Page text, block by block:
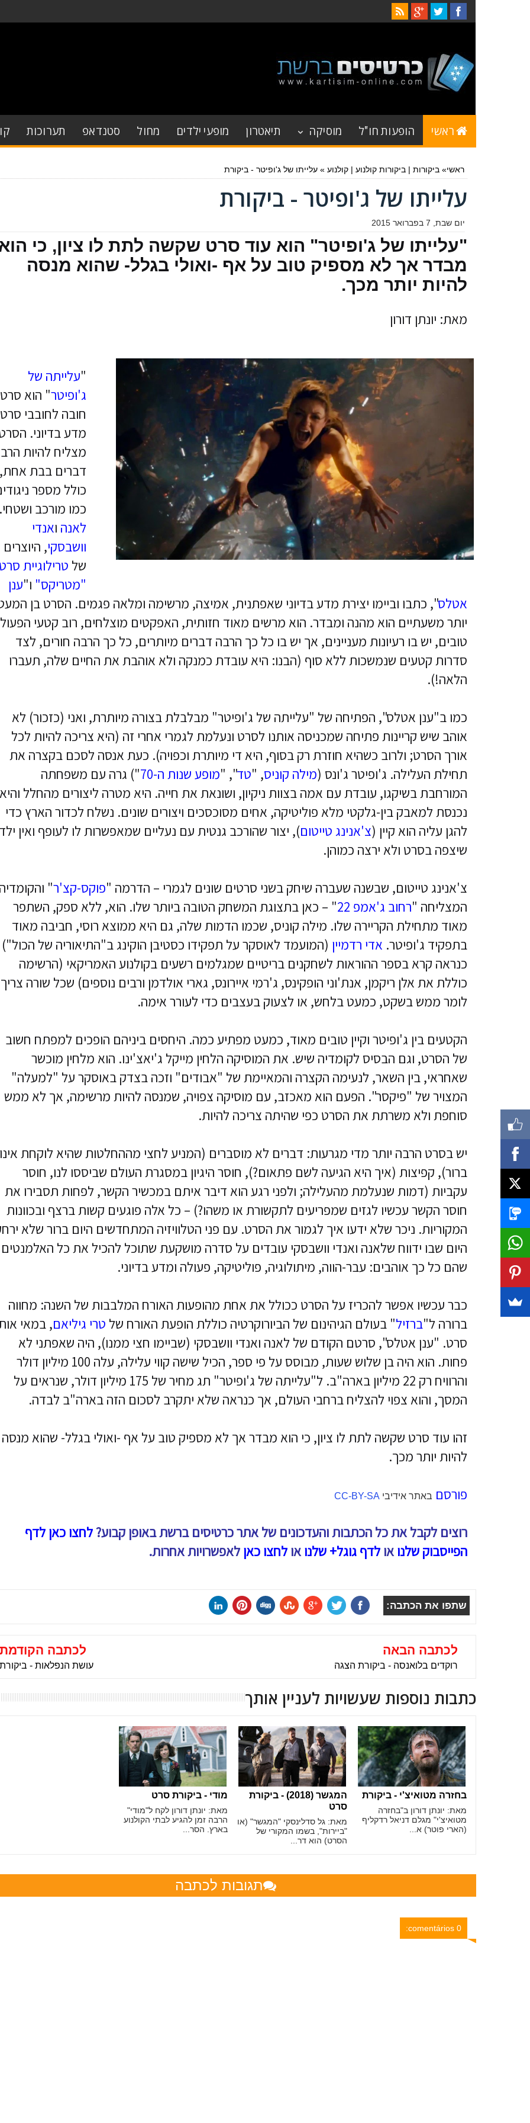
ראשי הופעות חו"ל מוסיקה תיאטרון מופעי ילדים מחול סטנדאפ תערוכות
ראשי»ביקורות |ביקורות קולנוע |קולנוע »עלייתו של ג'ופיטר - ביקורת
עלייתו של ג'ופיטר - ביקורת
יום שבת, 7 בפברואר 2015
"עלייתו של ג'ופיטר" הוא עוד סרט שקשה לתת לו ציון, כי
מבדר אך לא מספיק טוב על אף -ואולי בגלל- שהוא מנסה
להיות יותר מכך.
מאת: יונתן דורון
"עלייתה של
ג'ופיטר" הוא סרט
חובה לחובבי
מדע בדיוני.
מצליח להיות
דברים בבת
כולל מספר
כמו מורכב
לאנה ואנדי
וושבסקי, היוצרים
של טרילוגיית
"מטריקס" ו"ענן
אטלס", כתבו וביימו יצירת מדע בדיוני שאפתנית, אמיצה, מרשימה ומלאה פגמים. הסרט בן
יותר משעתיים הוא מהנה ומבדר. הוא מרשים מאוד חזותית, האפקטים מוצלחים, רוב קטעי
טובים, יש בו רעיונות מעניינים, אך יש בו כל כך הרבה דברים מיותרים, כל כך הרבה חורים, לצד
סדרות קטעים שנמשכות ללא סוף (הבנו: היא עובדת כמנקה ולא אוהבת את החיים שלה, תעברו
הלאה!).
כמו ב"ענן אטלס", הפתיחה של "עלייתה של ג'ופיטר" מבלבלת בצורה מיותרת, ואני (כזכור) לא
אוהב שיש קריינות פתיחה שמכניסה אותנו לסרט ונעלמת לגמרי אחרי זה (היא צריכה להיות לכל
אורך הסרט; ולרוב כשהיא חוזרת רק בסוף, היא די מיותרת וכפויה). כעת אנסה לסכם בקצרה את
תחילת העלילה. ג'ופיטר ג'ונס (מילה קוניס, "טד", "מופע שנות ה-70
") גרה עם משפחתה
המורחבת בשיקגו, עובדת עם אמה בצוות ניקיון, ושונאת את חייה. היא מטרה ליצורים מהחלל
נכנסת למאבק בין-גלקטי מלא פוליטיקה, אחים מסוכסכים ויצורים שונים. נשלח לכדור הארץ כדי
להגן עליה הוא קיין (צ'אנינג טייטום), יצור שהורכב גנטית עם נעליים שמאפשרות לו לעופף ואין
שיצפה בסרט ולא ירצה כמוהן.
צ'אנינג טייטום, שבשנה שעברה שיחק בשני סרטים שונים לגמרי – הדרמה "פוקס-קצ'ר"
המצליחה "רחוב ג'אמפ 22
" – כאן בתצוגת המשחק הטובה ביותר שלו. הוא, ללא ספק, השתפר
מאוד מתחילת הקריירה שלו. מילה קוניס, שכמו הדמות שלה, גם היא ממוצא רוסי, חביבה מאוד
בתפקיד ג'ופיטר. אדי רדמיין (המועמד לאוסקר על תפקידו כסטיבן הוקינג ב"התיאוריה של הכול")
כנראה קרא בספר ההוראות לשחקנים בריטיים שמגלמים רשעים בקולנוע האמריקאי (הרשימה
כוללת את אלן ריקמן, אנת'וני הופקינס, ג'רמי איירונס, גארי אולדמן ורבים נוספים) שכל שורה צריך
לומר ממש בשקט, כמעט בלחש, או לצעוק בעצבים כדי לעורר אימה.
הקטעים בין ג'ופיטר וקיין טובים מאוד, כמעט מפתיע כמה. היחסים ביניהם הופכים למפתח חשוב
של הסרט, וגם הבסיס לקומדיה שיש. את המוסיקה הלחין מייקל ג'יאצ'ינו. הוא מלחין מוכשר
שאחראי, בין השאר, לנעימה הקצרה והמאיימת של "אבודים" וזכה בצדק באוסקר על "למעלה"
המצויר של "פיקסר". הפעם הוא מאכזב, עם מוסיקה צפויה, שמנסה להיות מרשימה, אך לא ממש
סוחפת ולא משרתת את הסרט כפי שהיתה צריכה להיות.
יש בסרט הרבה יותר מדי מגרעות: דברים לא מוסברים (המניע לחצי מההחלטות שהיא לוקחת
ברור), קפיצות (איך היא הגיעה לשם פתאום?), חוסר היגיון במסגרת העולם שביססו לנו, חוסר
עקביות (דמות שנעלמת מהעלילה; ולפני רגע הוא דיבר איתם במכשיר הקשר, לפחות תסבירו את
חוסר הקשר עכשיו לגזים שמפריעים לתקשורת או משהו?) – כל אלה פוגעים קשות ברצף ובכוונות
המקוריות. ניכר שלא ידעו איך לגמור את הסרט. עם פני הטלוויזיה המתחדשים היום ברור שלא
היום שבו ידווח שלאנה ואנדי וושבסקי עובדים על סדרה מושקעת שתוכל להכיל את כל האלמנטים
שהם כל כך אוהבים: עבר-הווה, מיתולוגיה, פוליטיקה, פעולה ומדע בדיוני.
כבר עכשיו אפשר להכריז על הסרט ככולל את אחת מהופעות האורח המלבבות של השנה: מחווה
ברורה ל"ברזיל" בעולם הגיהינום של הביורוקרטיה כוללת הופעת האורח של טרי גיליאם, במאי
סרט. "ענן אטלס", סרטם הקודם של לאנה ואנדי וושבסקי (שביימו חצי ממנו), היה שאפתני לא
פחות. הוא היה בן שלוש שעות, מבוסס על פי ספר, הכיל שישה קווי עלילה, עלה 100 מיליון דולר
והרוויח רק 22 מיליון בארה"ב. ל"עלייתה של ג'ופיטר" תג מחיר של 175 מיליון דולר, שנראים על
המסך, והוא צפוי להצליח ברחבי העולם, אך כנראה שלא יתקרב לסכום הזה בארה"ב לבדה.
זהו עוד סרט שקשה לתת לו ציון, כי הוא מבדר אך לא מספיק טוב על אף -ואולי בגלל- שהוא מנסה
להיות יותר מכך.
פורסם באתר אידיבי CC-BY-SA
רוצים לקבל את כל הכתבות והעדכונים של אתר כרטיסים ברשת באופן קבוע?לחצו כאן לדף
הפייסבוק שלנואולדף גוגל+ שלנואולחצו כאן לאפשרויות אחרות.
שתפו את הכתבה:
לכתבה הבאה
רוקדים בלואנסה - ביקורת הצגה
לכתבה
עושת הנפלאות -
כתבות נוספות שעשויות לעניין אותך
בחזרה מטואיצ'י - ביקורת
מאת: יונתן דורון ב"בחזרה
מטואיצ'י" מגלם דניאל רדקליף
(הארי פוטר) א...
המגשר (2018) - ביקורת
סרט
מאת: גל סדלינסקי "המגשר" (או
"ביירות", בשמו המקורי של
הסרט) הוא דר...
מודי - ביקורת סרט
מאת: יונתן דורון לקח ל"מודי"
הרבה זמן להגיע לבתי הקולנוע
בארץ. הסר...
תגובות לכתבה
0 comentários: